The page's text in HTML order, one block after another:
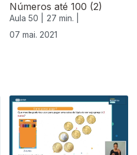
Números até 100 (2)
Aula 50 |
27 min. |
07 mai. 2021